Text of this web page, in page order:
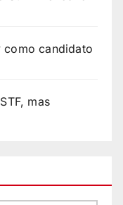
como candidato
mas